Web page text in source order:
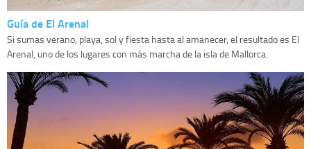
Guía de El Arenal
Si sumas verano, playa, sol y fiesta hasta al amanecer, el resultado es El
Arenal, uno de los lugares con más marcha de la isla de Mallorca.